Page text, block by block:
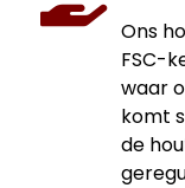
Ons
FSC-
waar
komt
de